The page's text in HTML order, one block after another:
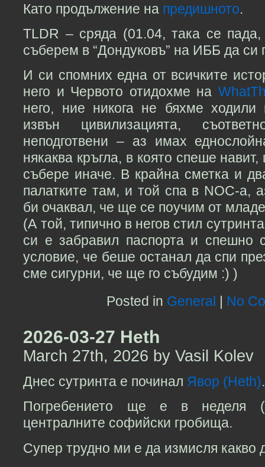
Като продължение на предишното.
TLDR – сряда (01.04, така се
съберем в “Дондуковъ” на ИББ да си
И си спомних една от всичките
него и Червото отидохме на
него, ние никога не бяхме
извън цивилизацията,
неподготвени – аз имах
някаква кръгла, в която спеше
събере иначе. В крайна сметка и
палатките там, и той спа в NOC-а,
би очаквал, че ще се поучим от
(А той, типично в негов стил
си е забравил паспорта и
условие, че беше останал да спи
сме сигурни, че ще го събудим :) )
Posted in General | No
2026-03-27 Heth
March 27th, 2026 by Vasil Kolev
Днес сутринта е починал Явор (Heth).
Погребението ще е в неделя
централните софийски гробища.
Супер трудно ми е да измисля какво